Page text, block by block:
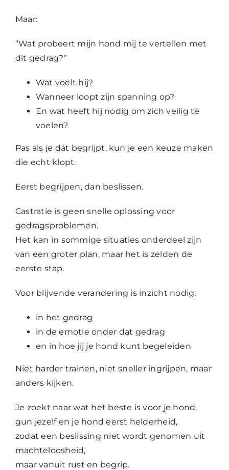
Maar:
“Wat probeert mijn hond mij te vertellen met
dit gedrag?”
Wat voelt hij?
Wanneer loopt zijn spanning op?
En wat heeft hij nodig om zich veilig te
voelen?
Pas als je dát begrijpt, kun je een keuze maken
die echt klopt.
Eerst begrijpen, dan beslissen.
Castratie is geen snelle oplossing voor
gedragsproblemen.
Het kan in sommige situaties onderdeel zijn
van een groter plan, maar het is zelden de
eerste stap.
Voor blijvende verandering is inzicht nodig:
in het gedrag
in de emotie onder dat gedrag
en in hoe jij je hond kunt begeleiden
Niet harder trainen, niet sneller ingrijpen, maar
anders kijken.
Je zoekt naar wat het beste is voor je hond,
gun jezelf en je hond eerst helderheid,
zodat een beslissing niet wordt genomen uit
machteloosheid,
maar vanuit rust en begrip.